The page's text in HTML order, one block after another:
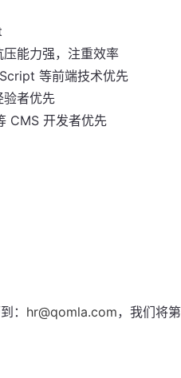
能力强，注重效率
等前端技术优先
验者优先
CMS 开发者优先
： hr@qomla.com，我们将